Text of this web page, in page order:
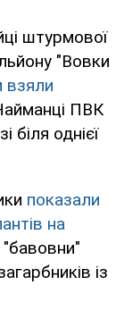
штурмової
"Вовки
взяли
ПВК
біля однієї
показали
на
"бавовни"
із